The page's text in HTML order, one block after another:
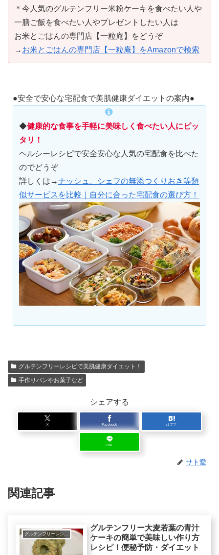
＊今人気のグルテンフリー米粉ケーキを食べたい人や
一膳ご飯を食べたい人やプレゼントしたい人は
お米とごはんの専門店【一粒庵】をどうぞ
→ お米とごはんの専門店【一粒庵】をAmazonで検索
●安全で安心な宅配食で美肌健康ダイエットの案内●
◆健康的な食事を手軽に美味しく食べたい人にピッ
タリ！
ヘルシーレシピで安全安心な人気の宅配食を比べた
のでどうぞ
詳しくは→ナッシュ、シェフの無添つくりおき等類
似サービスを比較｜自分に合った宅配食の選び方！
グルテンフリーレシピで美肌健康ダイエット！
手作りパンやお菓子など
シェアする
X Facebook はてブ
LINE
サト愛
関連記事
グルテンフリーレシピで美肌健康ダイエット！
グルテンフリー大麦若葉の青汁
ケーキの簡単で美味しい作り方
レシピ！便秘予防・ダイエット